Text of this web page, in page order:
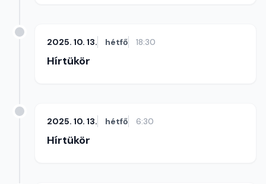
2025. 10. 13. hétfő 18:30
Hírtükör
2025. 10. 13. hétfő 6:30
Hírtükör